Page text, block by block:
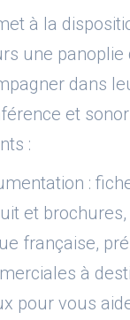
à la
une panoplie
dans
et
:
:
et
française,
à
pour vous